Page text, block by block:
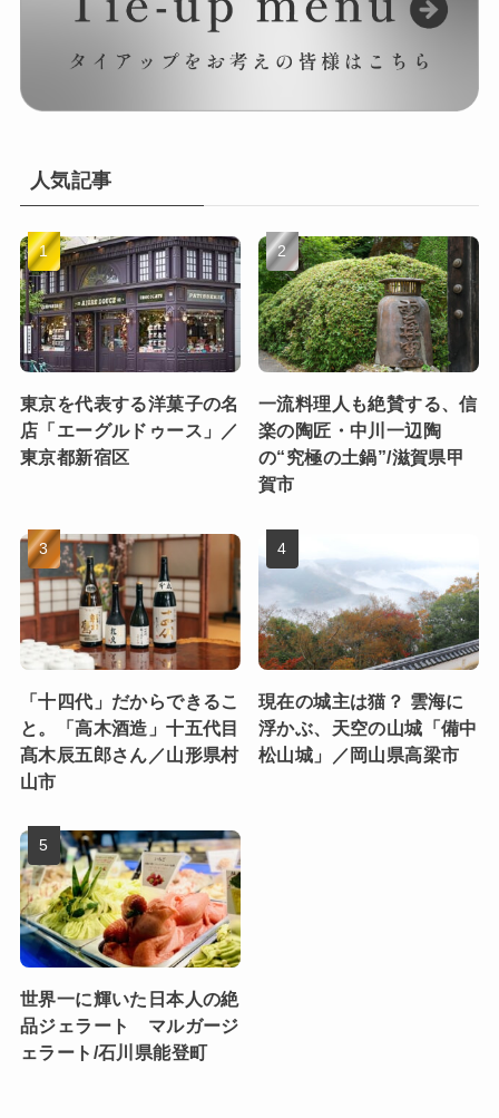
人気記事
東京を代表する洋菓子の名
店「エーグルドゥース」／
東京都新宿区
一流料理人も絶賛する、信
楽の陶匠・中川一辺陶
の“究極の土鍋”/滋賀県甲
賀市
「十四代」だからできるこ
と。「高木酒造」十五代目
髙木辰五郎さん／山形県村
山市
現在の城主は猫？ 雲海に
浮かぶ、天空の山城「備中
松山城」／岡山県高梁市
世界一に輝いた日本人の絶
品ジェラート マルガージ
ェラート/石川県能登町